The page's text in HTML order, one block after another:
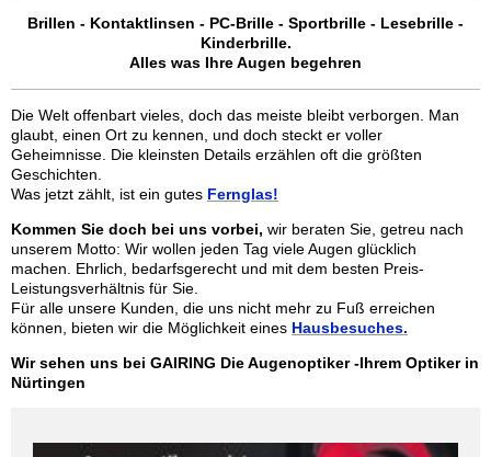
Brillen - Kontaktlinsen - PC-Brille - Sportbrille - Lesebrille -
Kinderbrille.
Alles was Ihre Augen begehren
Die Welt offenbart vieles, doch das meiste bleibt verborgen. Man
glaubt, einen Ort zu kennen, und doch steckt er voller
Geheimnisse. Die kleinsten Details erzählen oft die größten
Geschichten.
Was jetzt zählt, ist ein gutes Fernglas!
Kommen Sie doch bei uns vorbei, wir beraten Sie, getreu nach
unserem Motto: Wir wollen jeden Tag viele Augen glücklich
machen. Ehrlich, bedarfsgerecht und mit dem besten Preis-
Leistungsverhältnis für Sie.
Für alle unsere Kunden, die uns nicht mehr zu Fuß erreichen
können, bieten wir die Möglichkeit eines Hausbesuches.
Wir sehen uns bei GAIRING Die Augenoptiker -Ihrem Optiker in
Nürtingen